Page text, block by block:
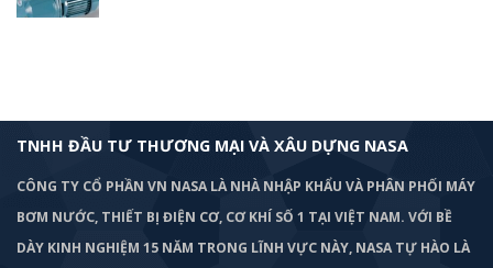
TNHH ĐẦU TƯ THƯƠNG MẠI VÀ XÂU DỰNG NASA
CÔNG TY CỔ PHẦN VN NASA LÀ NHÀ NHẬP KHẨU VÀ PHÂN PHỐI MÁY
BƠM NƯỚC, THIẾT BỊ ĐIỆN CƠ, CƠ KHÍ SỐ 1 TẠI VIỆT NAM. VỚI BỀ
DÀY KINH NGHIỆM 15 NĂM TRONG LĨNH VỰC NÀY, NASA TỰ HÀO LÀ